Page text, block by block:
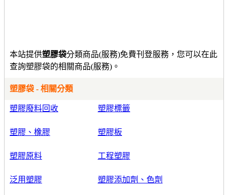
本站提供塑膠袋分類商品(服務)免費刊登服務，您可以在此
查詢塑膠袋的相關商品(服務)。
塑膠袋 - 相關分類
塑膠廢料回收 塑膠標籤
塑膠、橡膠 塑膠板
塑膠原料 工程塑膠
泛用塑膠 塑膠添加劑、色劑